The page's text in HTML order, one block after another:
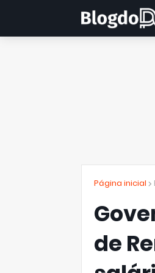
Página inicial
de